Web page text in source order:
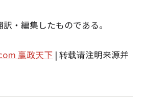
・編集したものである。
赢政天下 | 转载请注明来源并